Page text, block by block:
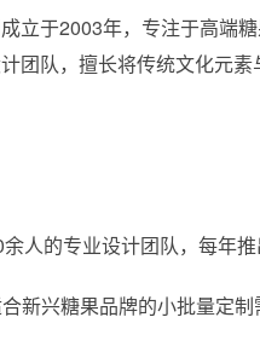
立于2003年，专注于高端
团队，擅长将传统文化元
人的专业设计团队，每年
新兴糖果品牌的小批量定